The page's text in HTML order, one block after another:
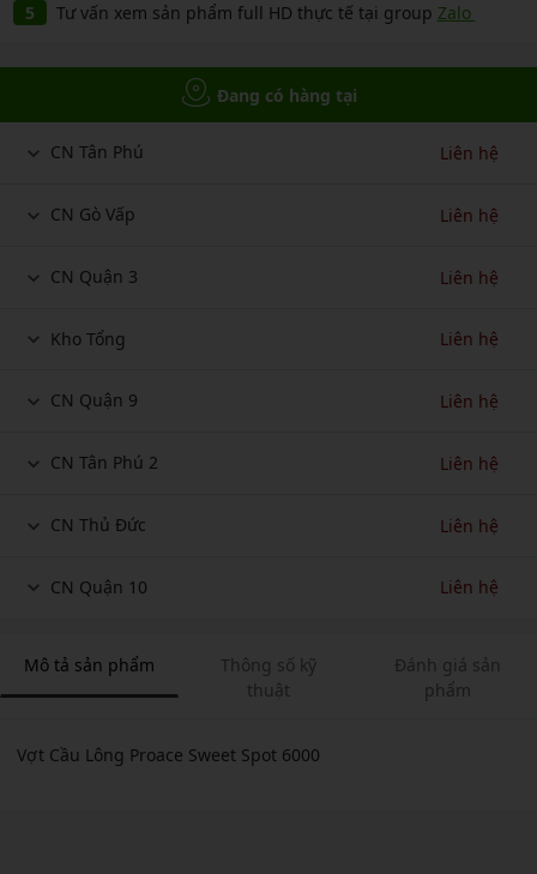
Tư vấn xem sản phẩm full HD thực tế tại group Zalo
Đang có hàng tại
CN Tân Phú Liên hệ
CN Gò Vấp Liên hệ
CN Quận 3 Liên hệ
Kho Tổng Liên hệ
CN Quận 9 Liên hệ
CN Tân Phú 2 Liên hệ
CN Thủ Đức Liên hệ
CN Quận 10 Liên hệ
Mô tả sản phẩm
Thông số kỹ
thuật
Đánh giá sản
phẩm
Vợt Cầu Lông Proace Sweet Spot 6000